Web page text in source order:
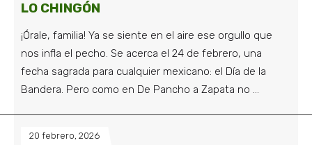
LO CHINGÓN
¡Órale, familia! Ya se siente en el aire ese orgullo que
nos infla el pecho. Se acerca el 24 de febrero, una
fecha sagrada para cualquier mexicano: el Día de la
Bandera. Pero como en De Pancho a Zapata no
20 febrero, 2026